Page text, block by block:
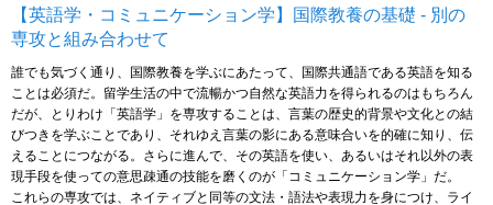
【英語学・コミュニケーション学】国際教養の基礎 - 別の
専攻と組み合わせて
誰でも気づく通り、国際教養を学ぶにあたって、国際共通語である英語を知る
ことは必須だ。留学生活の中で流暢かつ自然な英語力を得られるのはもちろん
だが、とりわけ「英語学」を専攻することは、言葉の歴史的背景や文化との結
びつきを学ぶことであり、それゆえ言葉の影にある意味合いを的確に知り、伝
えることにつながる。さらに進んで、その英語を使い、あるいはそれ以外の表
現手段を使っての意思疎通の技能を磨くのが「コミュニケーション学」だ。
これらの専攻では、ネイティブと同等の文法・語法や表現力を身につけ、ライ